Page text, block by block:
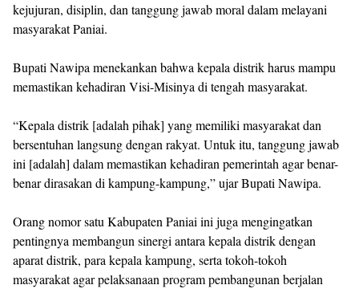
kejujuran, disiplin, dan tanggung jawab moral dalam melayani
masyarakat Paniai.
‎Bupati Nawipa menekankan bahwa kepala distrik harus mampu
memastikan kehadiran Visi-Misinya di tengah masyarakat.
‎“Kepala distrik [adalah pihak] yang memiliki masyarakat dan
bersentuhan langsung dengan rakyat. Untuk itu, tanggung jawab
ini [adalah] dalam memastikan kehadiran pemerintah agar benar-
benar dirasakan di kampung-kampung,” ujar Bupati Nawipa.
‎Orang nomor satu Kabupaten Paniai ini juga mengingatkan
pentingnya membangun sinergi antara kepala distrik dengan
aparat distrik, para kepala kampung, serta tokoh-tokoh
masyarakat agar pelaksanaan program pembangunan berjalan